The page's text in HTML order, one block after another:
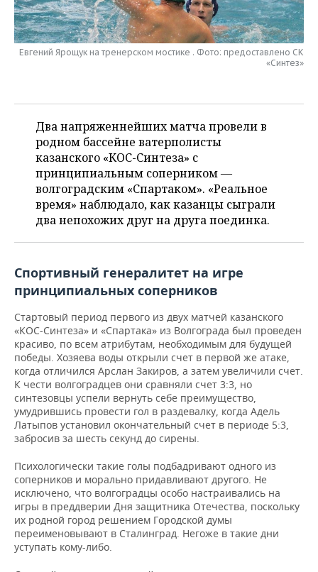
ТЕЛЕКОММУНИКАЦИИ
БИЗНЕС-БРАНЧИ
ONLINE-КОНФЕРЕНЦИИ
ФУТБОЛ
ХОККЕЙ
КИБЕРСПОРТ
ФИГУРНОЕ КАТАНИЕ
ВОДНЫЕ ВИДЫ СПОРТА
ХОККЕЙ С МЯЧОМ
НОВОСТИ ОБЩЕСТВА
ВЛАСТЬ
КУЛЬТУРА
МЕДИЦИНА
ОБРАЗОВАНИЕ
ПРОИСШЕСТВИЯ
ФОТОГАЛЕРЕЯ
СЮЖЕТЫ
СПИСОК КОМПАНИЙ
Евгений Ярощук на тренерском мостике . Фото: предоставлено СК
«Синтез»
Два напряженнейших матча провели в
родном бассейне ватерполисты
казанского «КОС-Синтеза» с
принципиальным соперником —
волгоградским «Спартаком». «Реальное
время» наблюдало, как казанцы сыграли
два непохожих друг на друга поединка.
Спортивный генералитет на игре
принципиальных соперников
Стартовый период первого из двух матчей казанского
«КОС-Синтеза» и «Спартака» из Волгограда был проведен
красиво, по всем атрибутам, необходимым для будущей
победы. Хозяева воды открыли счет в первой же атаке,
когда отличился Арслан Закиров, а затем увеличили счет.
К чести волгоградцев они сравняли счет 3:3, но
синтезовцы успели вернуть себе преимущество,
умудрившись провести гол в раздевалку, когда Адель
Латыпов установил окончательный счет в периоде 5:3,
забросив за шесть секунд до сирены.
Психологически такие голы подбадривают одного из
соперников и морально придавливают другого. Не
исключено, что волгоградцы особо настраивались на
игры в преддверии Дня защитника Отечества, поскольку
их родной город решением Городской думы
переименовывают в Сталинград. Негоже в такие дни
уступать кому-либо.